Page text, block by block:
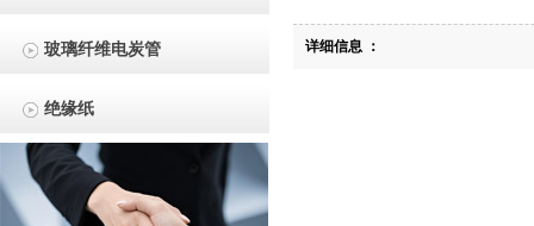
玻璃纤维电炭管
绝缘纸
详细信息 ：